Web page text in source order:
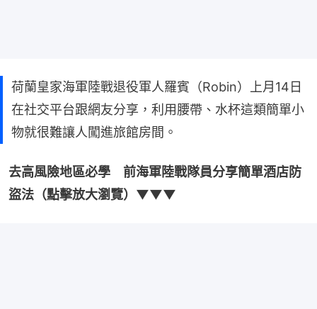
荷蘭皇家海軍陸戰退役軍人羅賓（Robin）上月14日
在社交平台跟網友分享，利用腰帶、水杯這類簡單小
物就很難讓人闖進旅館房間。
去高風險地區必學　前海軍陸戰隊員分享簡單酒店防
盜法（點擊放大瀏覽）▼▼▼